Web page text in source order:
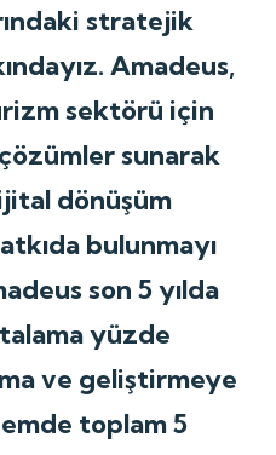
stratejik
Amadeus,
sektörü için
sunarak
dönüşüm
bulunmayı
son 5 yılda
yüzde
ve geliştirmeye
toplam 5